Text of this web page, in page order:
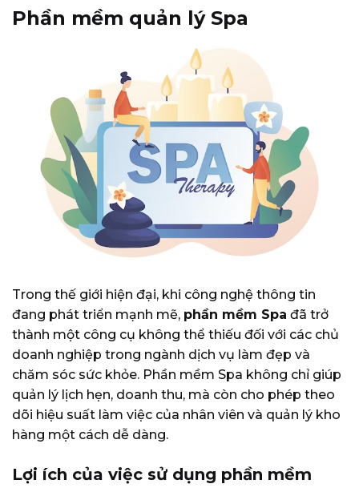
Phần mềm quản lý Spa
Trong thế giới hiện đại, khi công nghệ thông tin
đang phát triển mạnh mẽ, phần mềm Spa đã trở
thành một công cụ không thể thiếu đối với các chủ
doanh nghiệp trong ngành dịch vụ làm đẹp và
chăm sóc sức khỏe. Phần mềm Spa không chỉ giúp
quản lý lịch hẹn, doanh thu, mà còn cho phép theo
dõi hiệu suất làm việc của nhân viên và quản lý kho
hàng một cách dễ dàng.
Lợi ích của việc sử dụng phần mềm